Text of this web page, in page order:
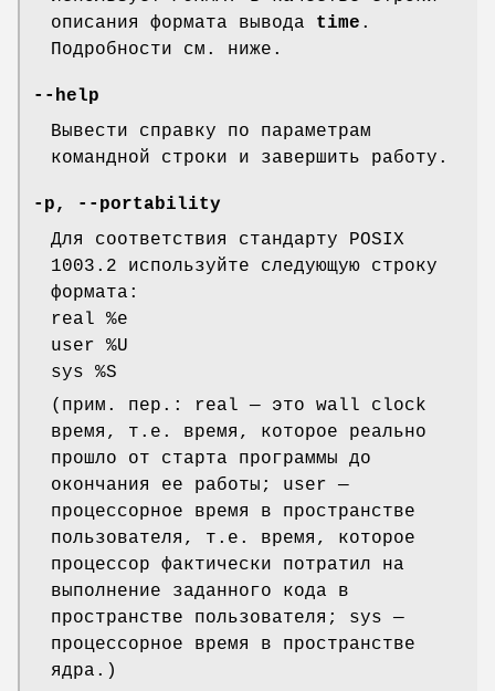
описания формата вывода time .
Подробности см. ниже.
--help
Вывести справку по параметрам
командной строки и завершить работу.
-p,
--portability
Для соответствия стандарту POSIX
1003.2 используйте следующую строку
формата:
real %e
user %U
sys %S
(прим. пер.: real — это wall clock
время, т.е. время, которое реально
прошло от старта программы до
окончания ее работы; user —
процессорное время в пространстве
пользователя, т.е. время, которое
процессор фактически потратил на
выполнение заданного кода в
пространстве пользователя; sys —
процессорное время в пространстве
ядра.)